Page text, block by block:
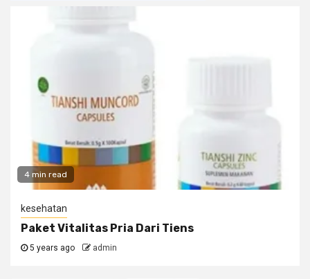
4 min read
kesehatan
Paket Vitalitas Pria Dari Tiens
5 years ago admin